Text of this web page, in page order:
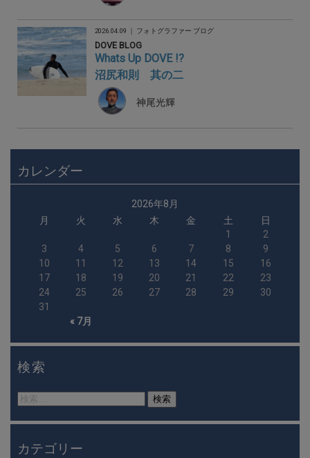
2026.04.09 ｜ フォトグラファー ブログ
DOVE BLOG
Whats Up DOVE !?
沼尻和則 其の二
神尾光輝
カレンダー
2026年8月
月
火 水 木 金 土 日
« 7月
1
2
3
4 5 6 7 8
9
10
11 12 13 14 15
16
17
18 19 20 21 22
23
24
25 26 27 28 29
30
31
検索
検
索:
カテゴリー